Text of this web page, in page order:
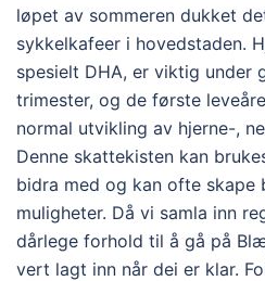
løpet av sommeren dukket
sykkelkafeer i hovedstaden.
spesielt DHA, er viktig under
trimester, og de første
normal utvikling av hjerne-,
Denne skattekisten kan
bidra med og kan ofte skape
muligheter. Då vi samla inn
dårlege forhold til å gå på
vert lagt inn når dei er klar.